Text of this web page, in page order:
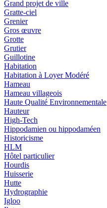
Grand projet de ville
Gratte-ciel
Grenier
Gros œuvre
Grotte
Grutier
Guillotine
Habitation
Habitation à Loyer Modéré
Hameau
Hameau villageois
Haute Qualité Environnementale
Hauteur
High-Tech
Hippodamien ou hippodaméen
Historicisme
HLM
Hôtel particulier
Hourdis
Huisserie
Hutte
Hydrographie
Igloo